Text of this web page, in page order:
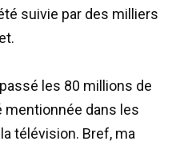
suivie par des milliers
les 80 millions de
mentionnée dans les
télévision. Bref, ma